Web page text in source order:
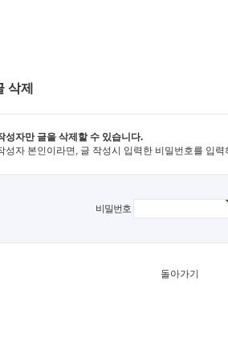
삭제
성자만 글을 삭제할 수 있습니다.
성자 본인이라면, 글 작성시 입력한 비밀번호를 입
비밀번호
돌아가기